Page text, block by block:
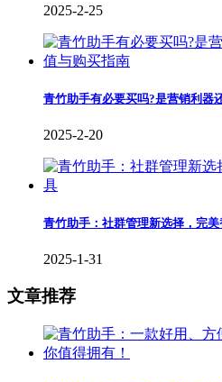
2025-2-25
青竹助手有必要买吗?是营销利器
2025-2-20
青竹助手：社群管理新选择，完
2025-1-31
文章推荐